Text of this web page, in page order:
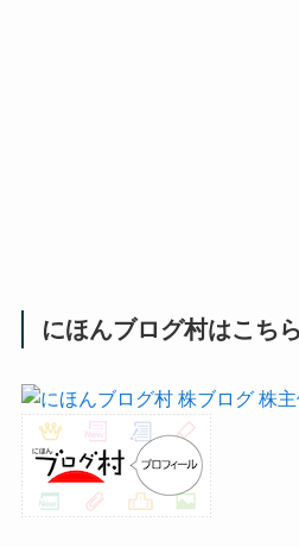
にほんブログ村はこちら